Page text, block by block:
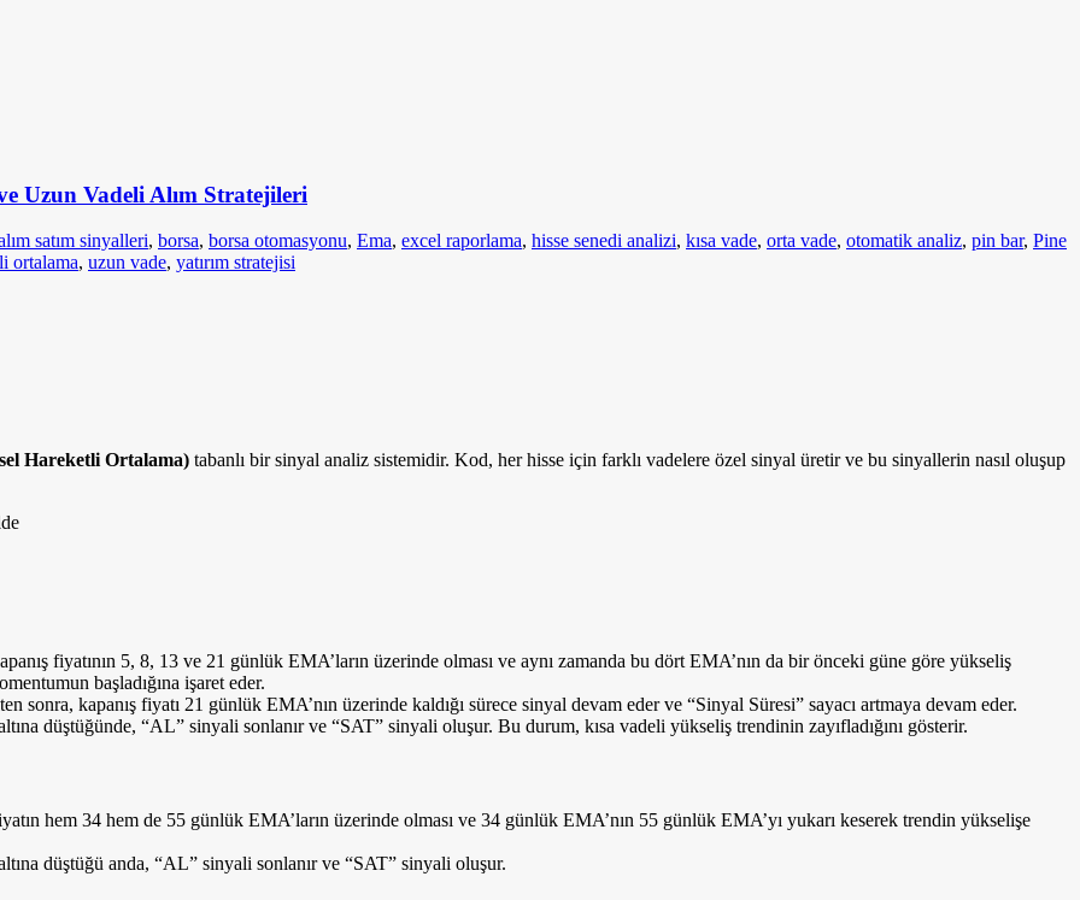
Uzun Vadeli Alım Stratejileri
satım sinyalleri, borsa, borsa otomasyonu, Ema, excel raporlama, hisse senedi analizi, kısa vade, orta vade, otomatik analiz, pin bar, Pine
ortalama, uzun vade, yatırım stratejisi
Hareketli Ortalama) tabanlı bir sinyal analiz sistemidir. Kod, her hisse için farklı vadelere özel sinyal üretir ve bu sinyallerin nasıl oluşup
fiyatının 5, 8, 13 ve 21 günlük EMA’ların üzerinde olması ve aynı zamanda bu dört EMA’nın da bir önceki güne göre yükseliş
başladığına işaret eder.
sonra, kapanış fiyatı 21 günlük EMA’nın üzerinde kaldığı sürece sinyal devam eder ve “Sinyal Süresi” sayacı artmaya devam eder.
düştüğünde, “AL” sinyali sonlanır ve “SAT” sinyali oluşur. Bu durum, kısa vadeli yükseliş trendinin zayıfladığını gösterir.
hem 34 hem de 55 günlük EMA’ların üzerinde olması ve 34 günlük EMA’nın 55 günlük EMA’yı yukarı keserek trendin yükselişe
düştüğü anda, “AL” sinyali sonlanır ve “SAT” sinyali oluşur.